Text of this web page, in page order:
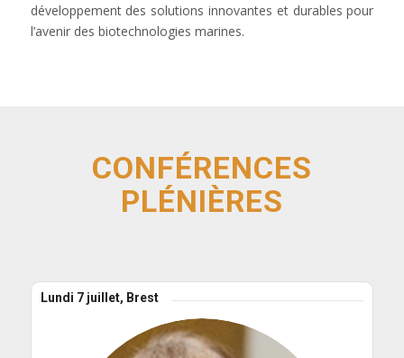
développement des solutions innovantes et durables pour
l’avenir des biotechnologies marines.
CONFÉRENCES
PLÉNIÈRES
Lundi 7 juillet, Brest